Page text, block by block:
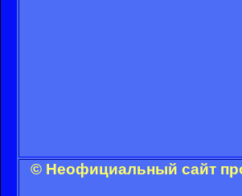
© Неофициальный сайт